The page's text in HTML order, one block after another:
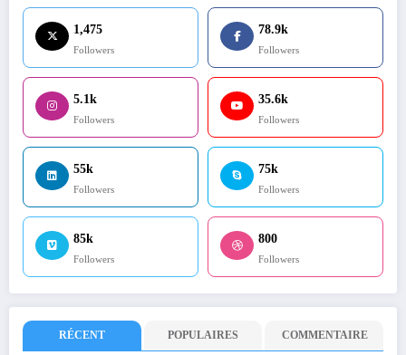
1,475
Followers
78.9k
Followers
5.1k
Followers
35.6k
Followers
55k
Followers
75k
Followers
85k
Followers
800
Followers
RÉCENT POPULAIRES COMMENTAIRE